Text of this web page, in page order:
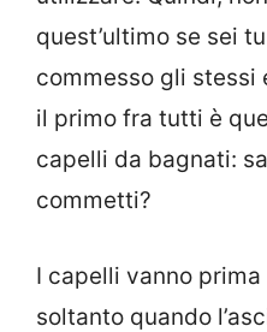
quest’ultimo se sei
commesso gli stessi
il primo fra tutti è
capelli da bagnati:
commetti?
I capelli vanno
soltanto quando